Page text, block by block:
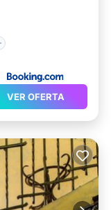
VER OFERTA